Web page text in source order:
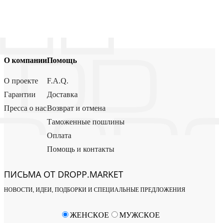
О компании
О проекте
Гарантии
Пресса о нас
Помощь
F.A.Q.
Доставка
Возврат и отмена
Таможенные пошлины
Оплата
Помощь и контакты
ПИСЬМА ОТ DROPP.MARKET
НОВОСТИ, ИДЕИ, ПОДБОРКИ И СПЕЦИАЛЬНЫЕ ПРЕДЛОЖЕНИЯ
ЖЕНСКОЕ МУЖСКОЕ